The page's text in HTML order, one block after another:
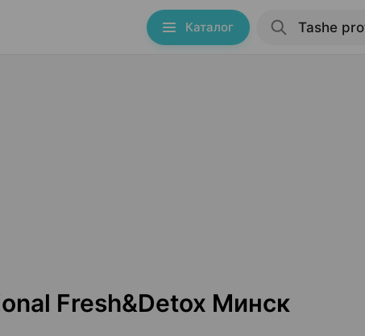
Каталог
Fresh&Detox Минск